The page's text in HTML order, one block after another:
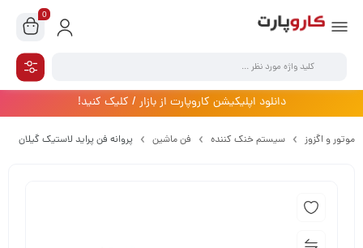
0
دانلود اپلیکیشن کاروپارت از بازار / کلیک کنید!
موتور و اگزوز سیستم خنک کننده فن ماشین پروانه فن پراید لاستیک گیلان